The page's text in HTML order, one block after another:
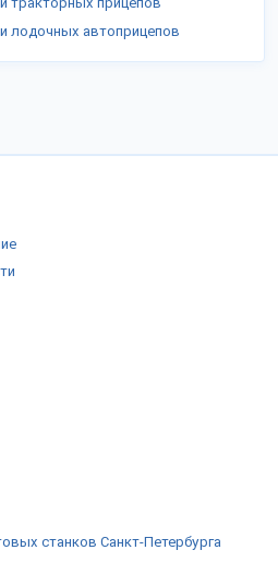
лодочных автоприцепов
станков Санкт-Петербурга